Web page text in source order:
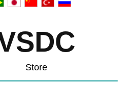
Store